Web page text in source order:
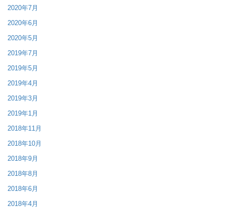
2020年7月
2020年6月
2020年5月
2019年7月
2019年5月
2019年4月
2019年3月
2019年1月
2018年11月
2018年10月
2018年9月
2018年8月
2018年6月
2018年4月